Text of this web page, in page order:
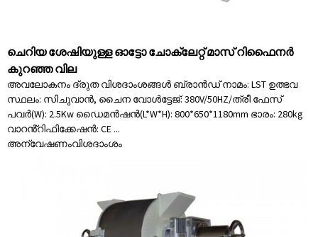
ചെറിയ ശേഷിയുള്ള ഓട്ടോ ചോക്ലേറ്റ് മാസ് റിഫൈനർ
കുറഞ്ഞ വില
അവലോകനം ദ്രുത വിശദാംശങ്ങൾ ബ്രാൻഡ് നാമം: LST ഉത്ഭവ
സ്ഥലം: സിചുവാൻ, ചൈന വോൾട്ടേജ്: 380V/50HZ/ത്രീ ഫേസ്
പവർ(W): 2.5Kw ഡൈമൻഷൻ(L*W*H): 800*650*1180mm ഭാരം: 280kg
വാറൻ്റിഫിക്കേഷൻ: CE ...
അന്വേഷണംവിശദാംശം